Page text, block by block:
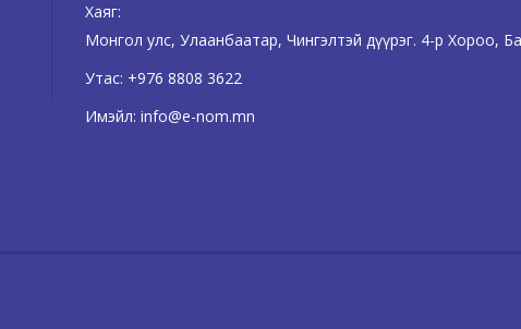
Хаяг:
Монгол улс, Улаанбаатар, Чингэлтэй дүүрэг. 4-р Хороо,
Утас: +976 8808 3622
Имэйл: info@e-nom.mn